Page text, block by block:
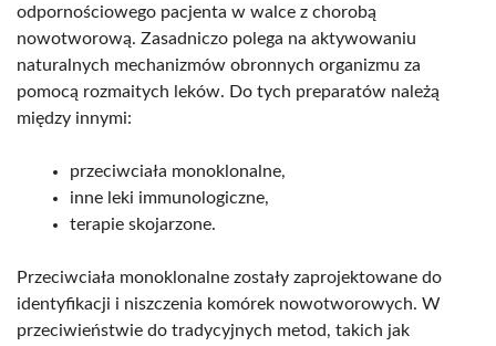
odpornościowego pacjenta w walce z chorobą
nowotworową. Zasadniczo polega na aktywowaniu
naturalnych mechanizmów obronnych organizmu za
pomocą rozmaitych leków. Do tych preparatów należą
między innymi:
przeciwciała monoklonalne,
inne leki immunologiczne,
terapie skojarzone.
Przeciwciała monoklonalne zostały zaprojektowane do
identyfikacji i niszczenia komórek nowotworowych. W
przeciwieństwie do tradycyjnych metod, takich jak